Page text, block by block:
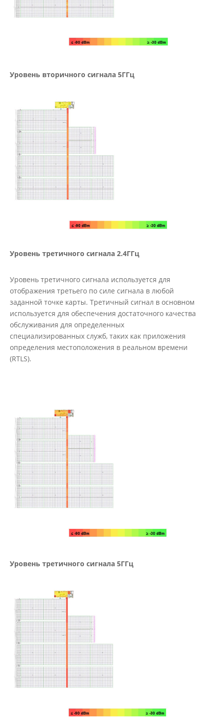
Уровень вторичного сигнала 5ГГц
Уровень третичного сигнала 2.4ГГц
Уровень третичного сигнала используется для
отображения третьего по силе сигнала в любой
заданной точке карты. Третичный сигнал в основном
используется для обеспечения достаточного качества
обслуживания для определенных
специализированных служб, таких как приложения
определения местоположения в реальном времени
(RTLS).
Уровень третичного сигнала 5ГГц